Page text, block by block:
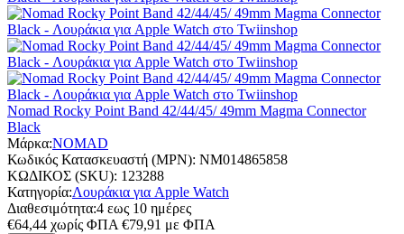
Nomad Rocky Point Band 42/44/45/ 49mm Magma Connector
Black
Μάρκα:NOMAD
Κωδικός Κατασκευαστή (MPN): NM014865858
ΚΩΔΙΚΟΣ (SKU): 123288
Κατηγορία:Λουράκια για Apple Watch
Διαθεσιμότητα:4 εως 10 ημέρες
€64,44 χωρίς ΦΠΑ €79,91 με ΦΠΑ